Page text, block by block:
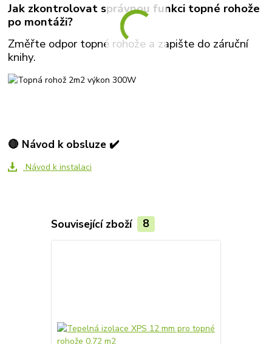
Jak zkontrolovat správnou funkci topné rohože
po montáži?
Změřte odpor topné rohože a zapište do záruční
knihy.
🔴 Návod k obsluze ✔️
Návod k instalaci
Související zboží 8